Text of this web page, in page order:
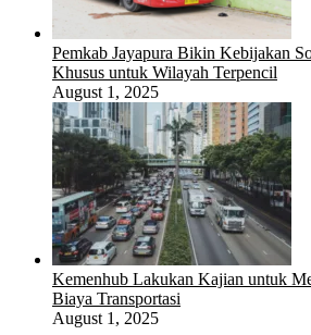
Pemkab Jayapura Bikin Kebijakan
Khusus untuk Wilayah Terpencil
August 1, 2025
Kemenhub Lakukan Kajian untuk
Biaya Transportasi
August 1, 2025